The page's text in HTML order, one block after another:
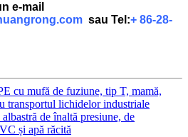
e-mail
sau Tel:+ 86-28-
cu mufă de fuziune, tip T, mamă,
transportul lichidelor industriale
de înaltă presiune, de
și apă răcită